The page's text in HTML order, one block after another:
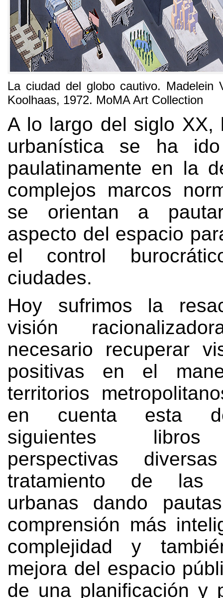
La ciudad del globo cautivo. Madelein
Koolhaas, 1972. MoMA Art Collection
A lo largo del siglo XX,
urbanística se ha ido
paulatinamente en la
complejos marcos
se orientan a
aspecto del espacio
el control
ciudades.
Hoy sufrimos la
visión
necesario recuperar
positivas en el
territorios
en cuenta esta
siguientes
perspectivas
tratamiento de las
urbanas dando
comprensión más
complejidad y
mejora del espacio
de una planificación y